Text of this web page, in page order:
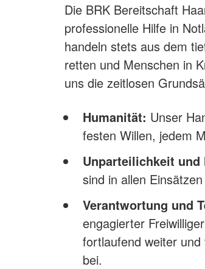
Die BRK Bereitschaft
professionelle Hilfe in
handeln stets aus dem
retten und Menschen in
uns die zeitlosen
Humanität: Unser
festen Willen, jedem
Unparteilichkeit und
sind in allen
Verantwortung und
engagierter
fortlaufend weiter
bei.